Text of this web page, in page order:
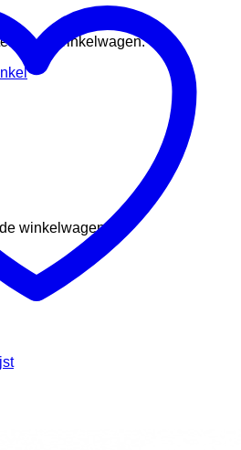
in de winkelwagen.
winkelwagen.